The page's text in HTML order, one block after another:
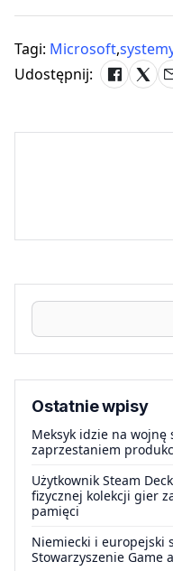
Tagi: Microsoft,
Udostępnij:
Ostatnie wpisy
Meksyk idzie na wojnę
zaprzestaniem
Użytkownik Steam
fizycznej kolekcji gier
pamięci
Niemiecki i europejski
Stowarzyszenie Game